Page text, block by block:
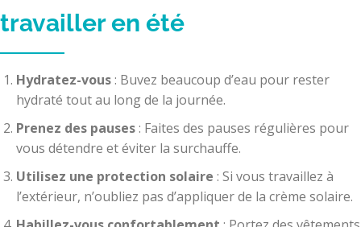
travailler en été
Hydratez-vous: Buvez beaucoup d’eau pour rester
hydraté tout au long de la journée.
Prenez des pauses: Faites des pauses régulières pour
vous détendre et éviter la surchauffe.
Utilisez une protection solaire : Si vous travaillez à
l’extérieur, n’oubliez pas d’appliquer de la crème solaire.